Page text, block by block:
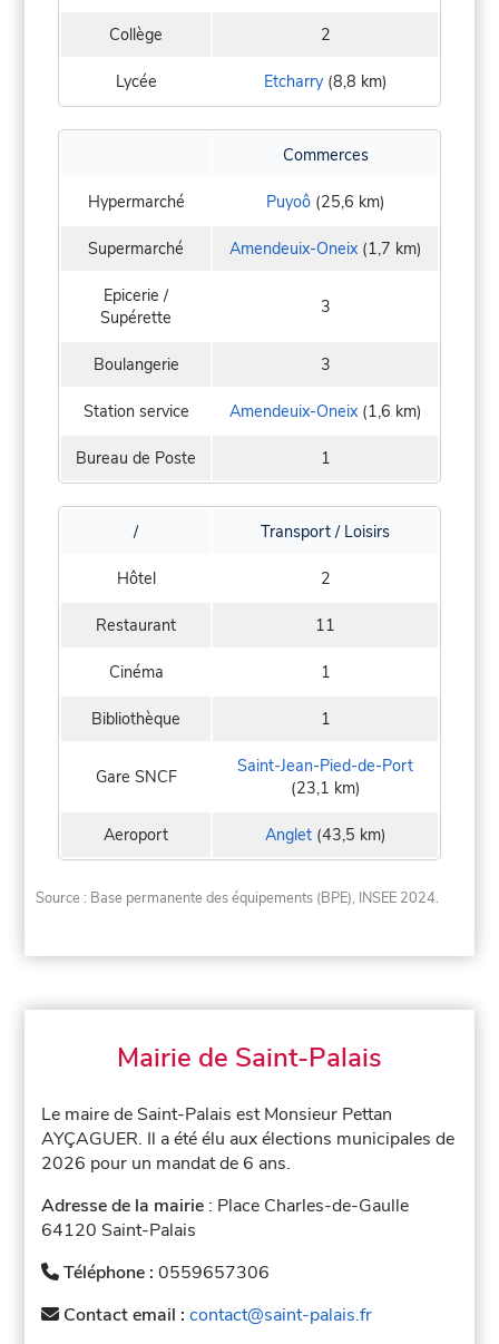
Collège 2
Lycée Etcharry(8,8 km)
Commerces
Hypermarché Puyoô(25,6 km)
Supermarché Amendeuix-Oneix(1,7 km)
Epicerie /
Supérette
3
Boulangerie 3
Station service Amendeuix-Oneix(1,6 km)
Bureau de Poste 1
/ Transport / Loisirs
Hôtel 2
Restaurant 11
Cinéma 1
Bibliothèque 1
Gare SNCF
Saint-Jean-Pied-de-Port
(23,1 km)
Aeroport Anglet(43,5 km)
Source : Base permanente des équipements (BPE), INSEE 2024.
Mairie de Saint-Palais
Le maire de Saint-Palais est Monsieur Pettan
AYÇAGUER. Il a été élu aux élections municipales de
2026 pour un mandat de 6 ans.
Adresse de la mairie : Place Charles-de-Gaulle
64120 Saint-Palais
Téléphone :0559657306
Contact email :contact@saint-palais.fr